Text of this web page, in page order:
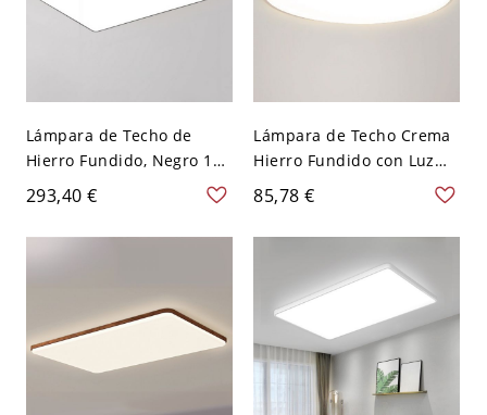
Lámpara de Techo de
Hierro Fundido, Negro 1
Luz Pantalla Acrílica LED
Empotrada con Estilo
Moderno, 110V-120V, Tres
Regulación), Rectangular,
35.5" (90cm)
293,40 €
Lámpara de Techo Crema
Hierro Fundido con Luz
Pura, 1 Luz Pantalla
Acrílica Led Empotrada,
110V-120V
85,78 €